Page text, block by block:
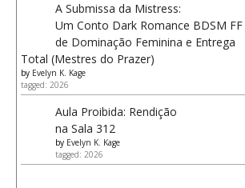
A Submissa da Mistress:
Um Conto Dark Romance BDSM FF
de Dominação Feminina e Entrega
Total (Mestres do Prazer)
by Evelyn K. Kage
tagged: 2026
Aula Proibida: Rendição
na Sala 312
by Evelyn K. Kage
tagged: 2026